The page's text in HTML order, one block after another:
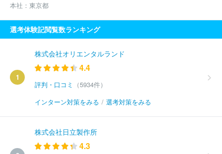
本社： 東京都
選考体験記閲覧数ランキング
1
株式会社オリエンタルランド
4.4
評判・口コミ
（5934件）
インターン対策をみる / 選考対策をみる
株式会社日立製作所
4.3